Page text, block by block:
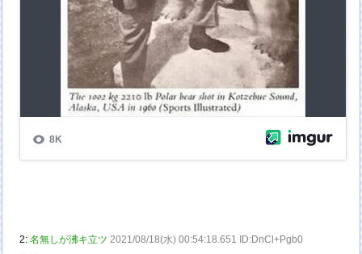
2:名無しが沸キ立ツ 2021/08/18(水) 00:54:18.651 ID:DnCl+Pgb0